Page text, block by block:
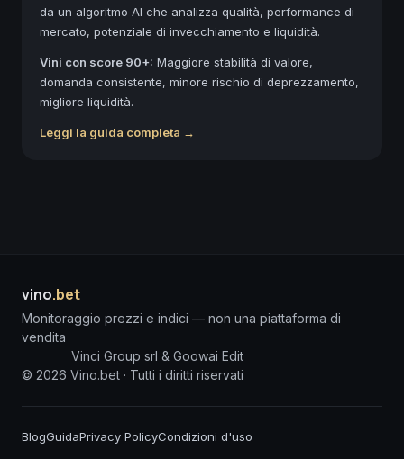
da un algoritmo AI che analizza qualità, performance di
mercato, potenziale di invecchiamento e liquidità.
Vini con score 90+: Maggiore stabilità di valore,
domanda consistente, minore rischio di deprezzamento,
migliore liquidità.
Leggi la guida completa →
vino.bet
Monitoraggio prezzi e indici — non una piattaforma di
vendita
Vinci Group srl & Goowai Edit
© 2026 Vino.bet · Tutti i diritti riservati
BlogGuidaPrivacy PolicyCondizioni d'uso